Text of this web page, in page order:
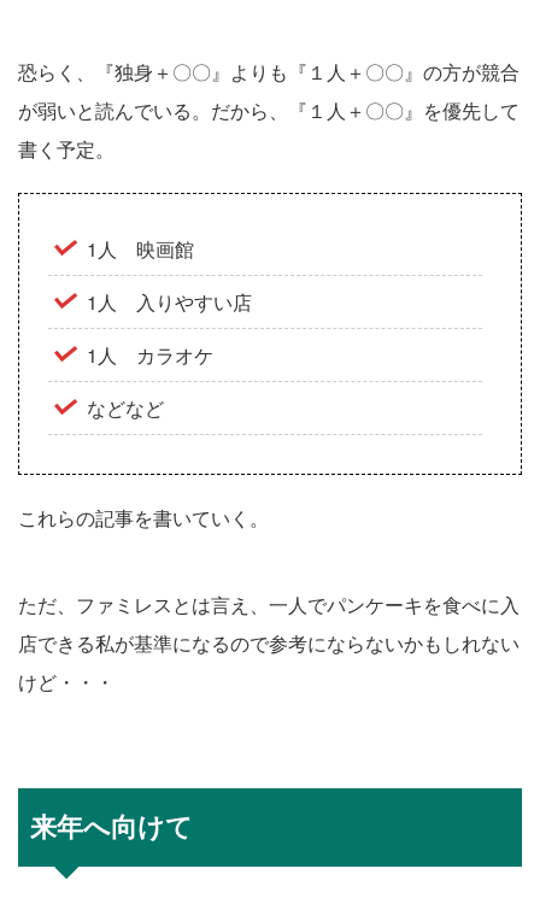
恐らく、『独身＋〇〇』よりも『１人＋〇〇』の方が競合
が弱いと読んでいる。だから、『１人＋〇〇』を優先して
書く予定。
1人 映画館
1人 入りやすい店
1人 カラオケ
などなど
これらの記事を書いていく。
ただ、ファミレスとは言え、一人でパンケーキを食べに入
店できる私が基準になるので参考にならないかもしれない
けど・・・
来年へ向けて